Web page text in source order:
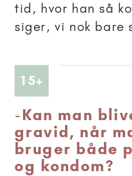
tid, hvor han så
siger, vi nok bare
15+ Artikler
-Kan man
gravid, når
bruger både
og kondom?